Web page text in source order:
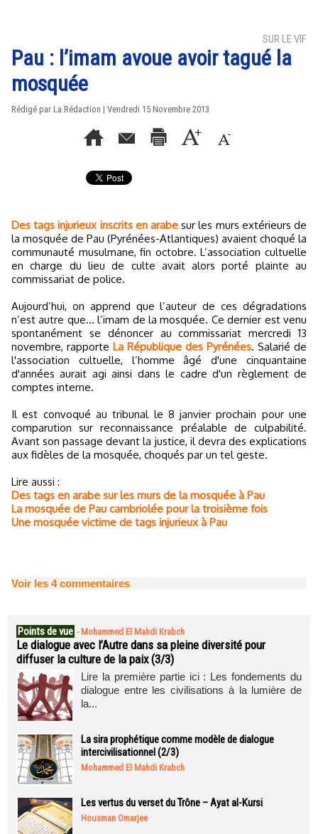
SUR LE VIF
Pau : l’imam avoue avoir tagué la
mosquée
Rédigé par La Rédaction | Vendredi 15 Novembre 2013
Des tags injurieux inscrits en arabe sur les murs extérieurs de
la mosquée de Pau (Pyrénées-Atlantiques) avaient choqué la
communauté musulmane, fin octobre. L’association cultuelle
en charge du lieu de culte avait alors porté plainte au
commissariat de police.
Aujourd’hui, on apprend que l’auteur de ces dégradations
n’est autre que… l’imam de la mosquée. Ce dernier est venu
spontanément se dénoncer au commissariat mercredi 13
novembre, rapporte La République des Pyrénées. Salarié de
l'association cultuelle, l’homme âgé d'une cinquantaine
d'années aurait agi ainsi dans le cadre d'un règlement de
comptes interne.
Il est convoqué au tribunal le 8 janvier prochain pour une
comparution sur reconnaissance préalable de culpabilité.
Avant son passage devant la justice, il devra des explications
aux fidèles de la mosquée, choqués par un tel geste.
Lire aussi :
Des tags en arabe sur les murs de la mosquée à Pau
La mosquée de Pau cambriolée pour la troisième fois
Une mosquée victime de tags injurieux à Pau
Voir les 4commentaires
Points de vue - Mohammed El Mahdi Krabch
Le dialogue avec l’Autre dans sa pleine diversité pour
diffuser la culture de la paix (3/3)
Lire la première partie ici : Les fondements du
dialogue entre les civilisations à la lumière de
la...
La sira prophétique comme modèle de dialogue
intercivilisationnel (2/3)
Mohammed El Mahdi Krabch
Les vertus du verset du Trône – Ayat al-Kursi
Housman Omarjee